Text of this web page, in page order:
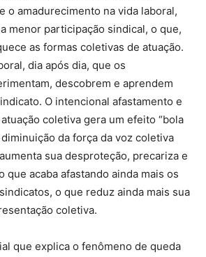
o amadurecimento na vida laboral,
menor participação sindical, o que,
as formas coletivas de atuação.
dia após dia, que os
descobrem e aprendem
O intencional afastamento e
coletiva gera um efeito “bola
da força da voz coletiva
sua desproteção, precariza e
que acaba afastando ainda mais os
o que reduz ainda mais sua
coletiva.
que explica o fenômeno de queda